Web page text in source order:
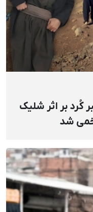
کُرد بر اثر شلیک
شد